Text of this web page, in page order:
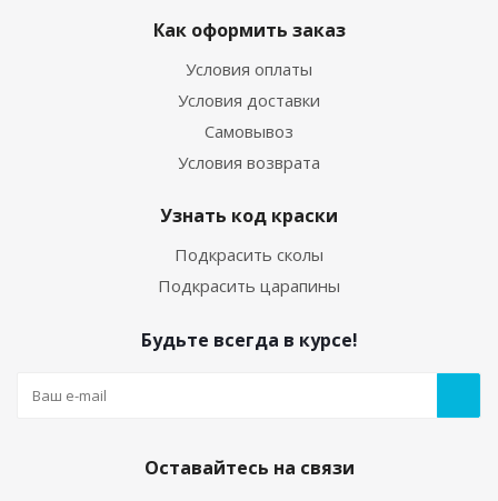
Как оформить заказ
Условия оплаты
Условия доставки
Самовывоз
Условия возврата
Узнать код краски
Подкрасить сколы
Подкрасить царапины
Будьте всегда в курсе!
Оставайтесь на связи